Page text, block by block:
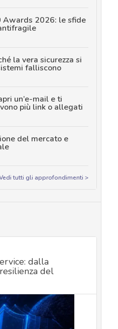
Awards 2026: le sfide
la vera sicurezza si
falliscono
un’e-mail e ti
più link o allegati
del mercato e
tutti gli approfondimenti >
dalla
del